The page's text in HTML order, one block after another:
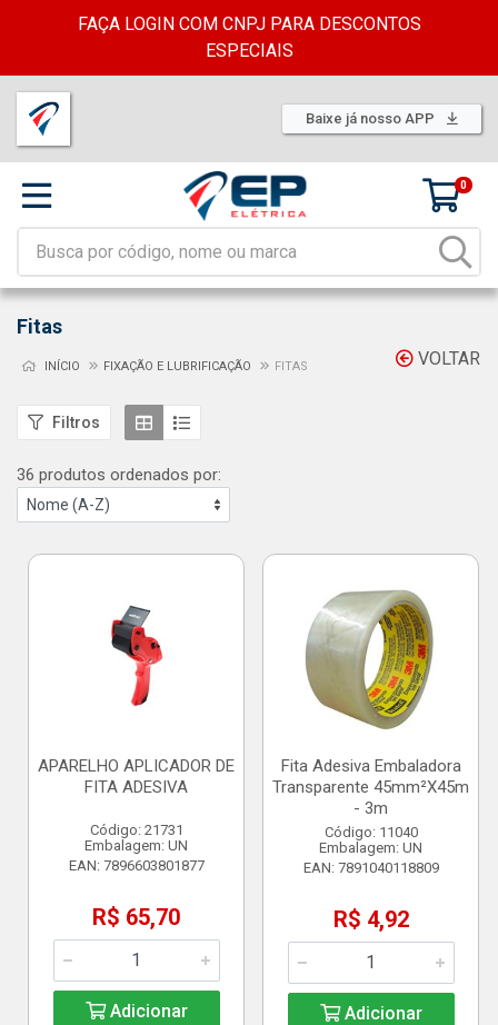
FAÇA LOGIN COM CNPJ PARA DESCONTOS
ESPECIAIS
Baixe já nosso APP
0
Fitas
VOLTAR
INÍCIO FIXAÇÃO E LUBRIFICAÇÃO FITAS
Filtros
36 produtos ordenados por:
APARELHO APLICADOR DE
FITA ADESIVA
Código: 21731
Embalagem: UN
EAN: 7896603801877
R$ 65,70
Adicionar
Fita Adesiva Embaladora
Transparente 45mm²X45m
- 3m
Código: 11040
Embalagem: UN
EAN: 7891040118809
R$ 4,92
Adicionar